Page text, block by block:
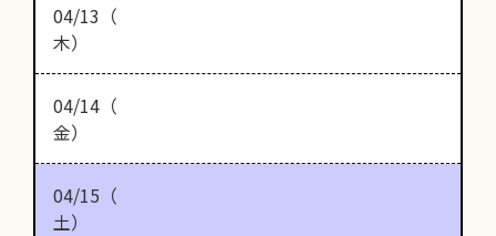
04/13（
木）
04/14（
金）
04/15（
土）